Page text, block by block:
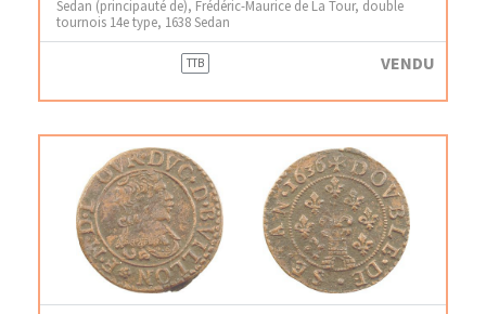
Sedan (principauté de), Frédéric-Maurice de La Tour, double
tournois 14e type, 1638 Sedan
TTB VENDU